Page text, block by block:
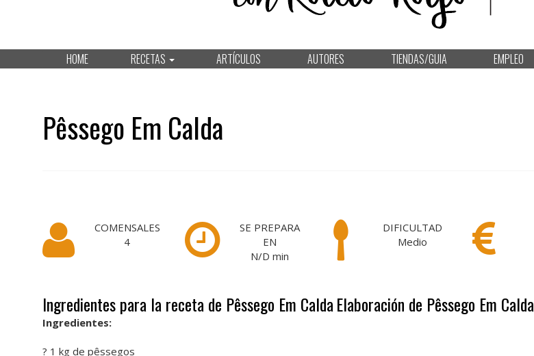
HOME RECETAS ARTÍCULOS AUTORES TIENDAS/GUIA EMPLEO
Pêssego Em Calda
COMENSALES
4
SE PREPARA
EN
N/D min
DIFICULTAD
Medio
Ingredientes para la receta de Pêssego Em CaldaElaboración de Pêssego Em Calda
Ingredientes:
? 1 kg de pêssegos